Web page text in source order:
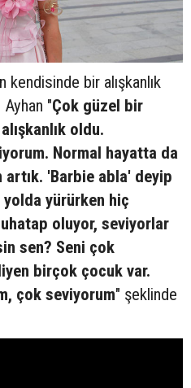
bir alışkanlık
"Çok güzel bir
oldu.
Normal hayatta da
'Barbie abla' deyip
yolda yürürken hiç
oluyor, seviyorlar
sen? Seni çok
birçok çocuk var.
çok seviyorum" şeklinde